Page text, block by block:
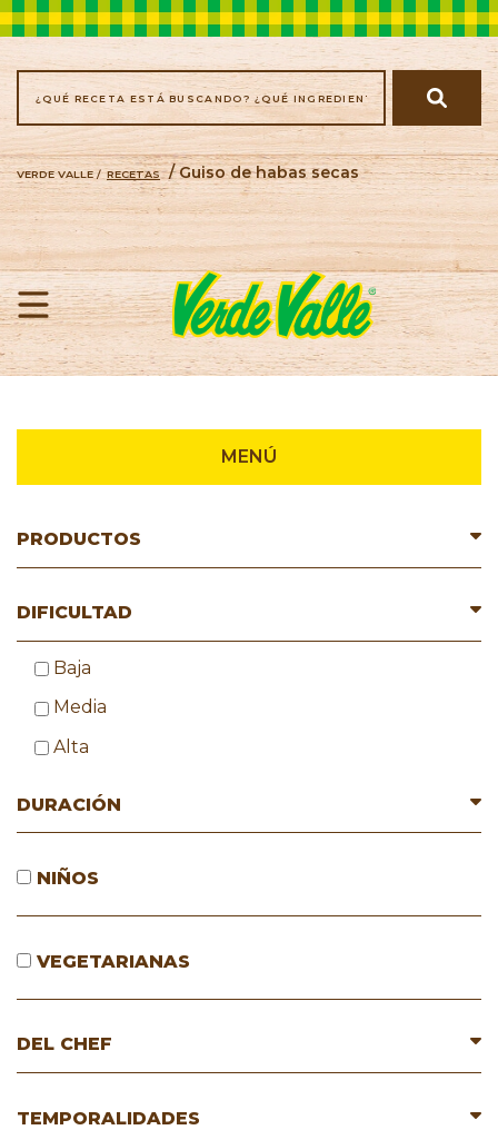
VERDE VALLE / RECETAS / Guiso de habas secas
MENÚ
PRODUCTOS
DIFICULTAD
Baja
Media
Alta
DURACIÓN
NIÑOS
VEGETARIANAS
DEL CHEF
TEMPORALIDADES